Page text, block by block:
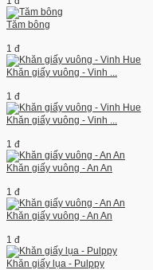
Tăm bông
1 đ
Khăn giấy vuông - Vinh ...
1 đ
Khăn giấy vuông - Vinh ...
1 đ
Khăn giấy vuông - An An
1 đ
Khăn giấy vuông - An An
1 đ
Khăn giấy lụa - Pulppy